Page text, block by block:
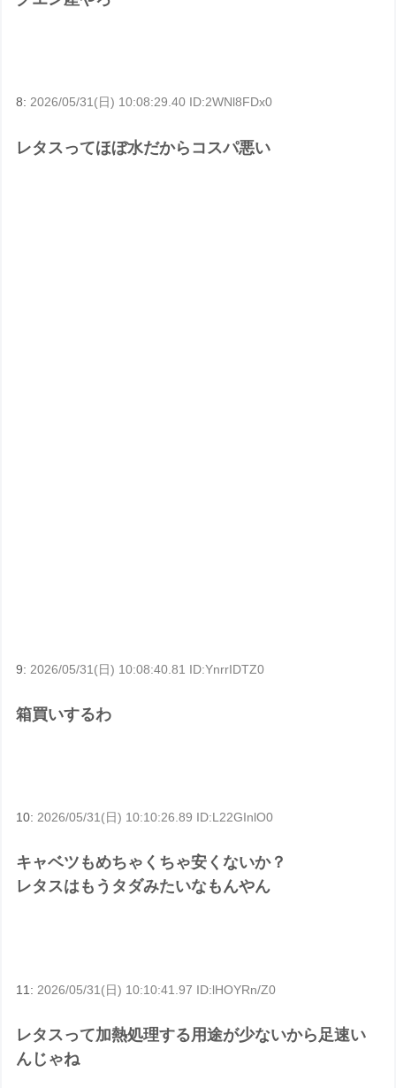
8:2026/05/31(日) 10:08:29.40 ID:2WNl8FDx0
レタスってほぼ水だからコスパ悪い
9: 2026/05/31(日) 10:08:40.81 ID:YnrrIDTZ0
箱買いするわ
10:2026/05/31(日) 10:10:26.89 ID:L22GInlO0
キャベツもめちゃくちゃ安くないか？
レタスはもうタダみたいなもんやん
11: 2026/05/31(日) 10:10:41.97 ID:lHOYRn/Z0
レタスって加熱処理する用途が少ないから足速い
んじゃね